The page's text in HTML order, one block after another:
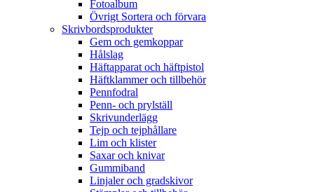
Fotoalbum
Övrigt Sortera och förvara
Skrivbordsprodukter
Gem och gemkoppar
Hålslag
Häftapparat och häftpistol
Häftklammer och tillbehör
Pennfodral
Penn- och prylställ
Skrivunderlägg
Tejp och tejphållare
Lim och klister
Saxar och knivar
Gummiband
Linjaler och gradskivor